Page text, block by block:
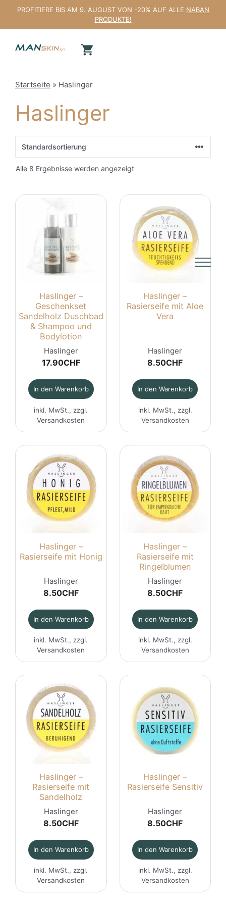
springen
PROFITIERE BIS AM 9. AUGUST VON -20% AUF ALLE NABAN
PRODUKTE!
Startseite » Haslinger
Haslinger
Alle 8 Ergebnisse werden angezeigt
Haslinger –
Geschenkset
Sandelholz Duschbad
& Shampoo und
Bodylotion
Haslinger
17.90CHF
In den Warenkorb
inkl. MwSt., zzgl.
Versandkosten
Haslinger –
Rasierseife mit Aloe
Vera
Haslinger
8.50CHF
In den Warenkorb
inkl. MwSt., zzgl.
Versandkosten
Haslinger –
Rasierseife mit Honig
Haslinger
8.50CHF
In den Warenkorb
inkl. MwSt., zzgl.
Versandkosten
Haslinger –
Rasierseife mit
Ringelblumen
Haslinger
8.50CHF
In den Warenkorb
inkl. MwSt., zzgl.
Versandkosten
Haslinger –
Rasierseife mit
Sandelholz
Haslinger
8.50CHF
In den Warenkorb
inkl. MwSt., zzgl.
Versandkosten
Haslinger –
Rasierseife Sensitiv
Haslinger
8.50CHF
In den Warenkorb
inkl. MwSt., zzgl.
Versandkosten